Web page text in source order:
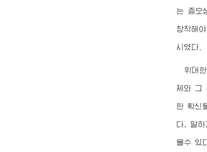
는 증오
창작해
시였다.
위대한
제와 그
한 확신
다, 말
을수 있